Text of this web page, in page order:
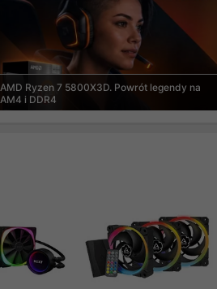
AMD Ryzen 7 5800X3D. Powrót legendy na
AM4 i DDR4